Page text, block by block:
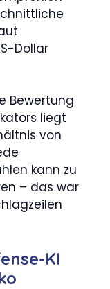
Dollar
Bewertung
liegt
von
kann zu
– das war
KI